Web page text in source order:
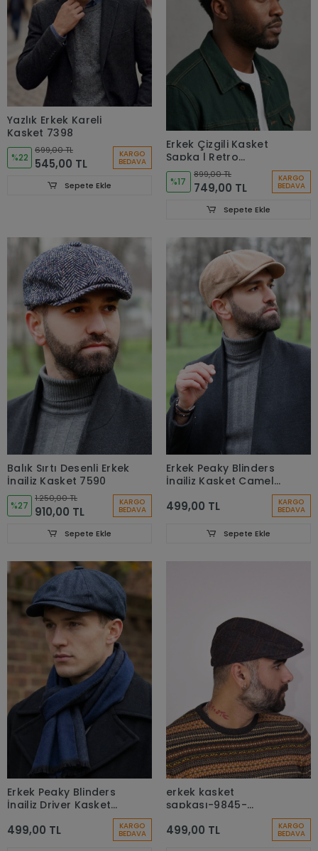
Yazlık Erkek Kareli
Kasket 7398
%22
699,00 TL
545,00 TL
KARGO
BEDAVA
Sepete Ekle
Erkek Çizgili Kasket
Şapka | Retro
Newsboy Cap -
bayşapkacı-8281
%17
899,00 TL
749,00 TL
KARGO
BEDAVA
Sepete Ekle
Balık Sırtı Desenli Erkek
İngiliz Kasket 7590
%27
1.250,00 TL
910,00 TL
KARGO
BEDAVA
Sepete Ekle
Erkek Peaky Blinders
İngiliz Kasket Camel
499,00 TL KARGO
BEDAVA
Sepete Ekle
Erkek Peaky Blinders
İngiliz Driver Kasket
Çizgili Lacivert 7404
499,00 TL KARGO
BEDAVA
erkek kasket
şapkası-9845-
499,00 TL KARGO
BEDAVA